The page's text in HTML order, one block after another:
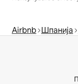
Airbnb Шпанија